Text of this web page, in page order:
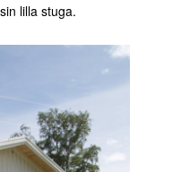
lilla stuga.